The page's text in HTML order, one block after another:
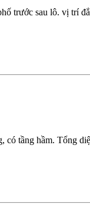
trước sau lô. vị trí
tầng hầm. Tổng